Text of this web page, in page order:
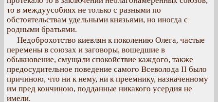
то в междуусобиях не только с разными по
обстоятельствам удельными князьями, но иногда с
родными братьями.
Недоброхотство киевлян к поколению Олега, частые
перемены в союзах и заговоры, вошедшие в
обыкновение, смущали спокойствие каждого, также
предосудительное поведение самого Всеволода II было
причиною, что ни к нему, ни к преемнику, назначенному
им пред кончиною, подданные никакого усердия не
имели.